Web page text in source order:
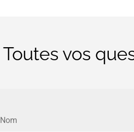
Toutes vos
Nom